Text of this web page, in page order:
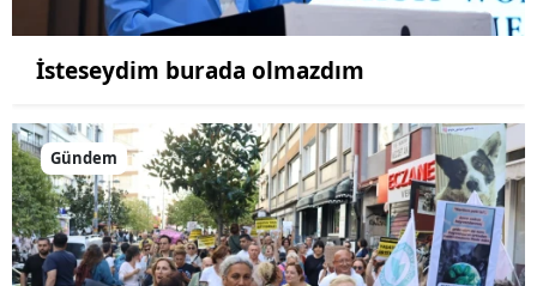
İsteseydim burada olmazdım
Gündem